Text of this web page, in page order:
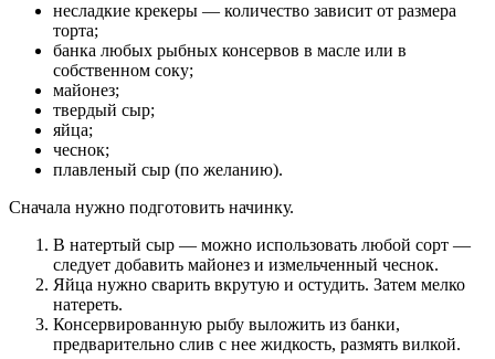
несладкие крекеры — количество зависит от размера
торта;
банка любых рыбных консервов в масле или в
собственном соку;
майонез;
твердый сыр;
яйца;
чеснок;
плавленый сыр (по желанию).
Сначала нужно подготовить начинку.
В натертый сыр — можно использовать любой сорт —
следует добавить майонез и измельченный чеснок.
Яйца нужно сварить вкрутую и остудить. Затем мелко
натереть.
Консервированную рыбу выложить из банки,
предварительно слив с нее жидкость, размять вилкой.